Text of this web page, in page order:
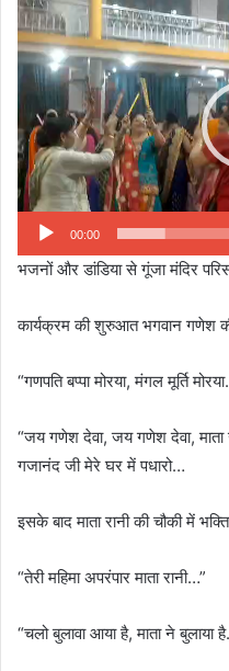
Video
Player
00:00
भजनों और डांडिया से गूंजा मंदिर
कार्यक्रम की शुरुआत भगवान गणेश
“गणपति बप्पा मोरया, मंगल मूर्ति
“जय गणेश देवा, जय गणेश देवा, माता
गजानंद जी मेरे घर में पधारो…
इसके बाद माता रानी की चौकी में
“तेरी महिमा अपरंपार माता रानी…”
“चलो बुलावा आया है, माता ने बुलाया